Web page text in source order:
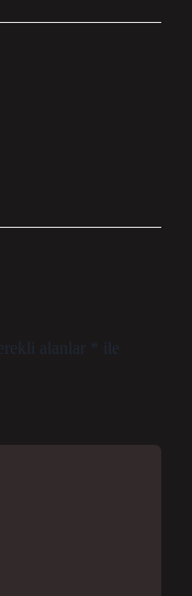
alanlar
ile